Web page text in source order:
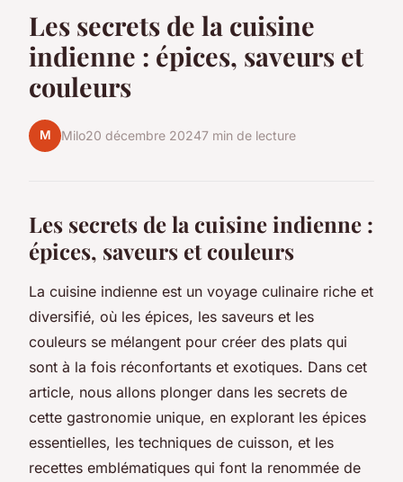
Les secrets de la cuisine
indienne : épices, saveurs et
couleurs
M Milo20 décembre 20247 min de lecture
Les secrets de la cuisine indienne :
épices, saveurs et couleurs
La cuisine indienne est un voyage culinaire riche et
diversifié, où les épices, les saveurs et les
couleurs se mélangent pour créer des plats qui
sont à la fois réconfortants et exotiques. Dans cet
article, nous allons plonger dans les secrets de
cette gastronomie unique, en explorant les épices
essentielles, les techniques de cuisson, et les
recettes emblématiques qui font la renommée de